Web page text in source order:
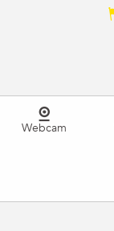
Webcam